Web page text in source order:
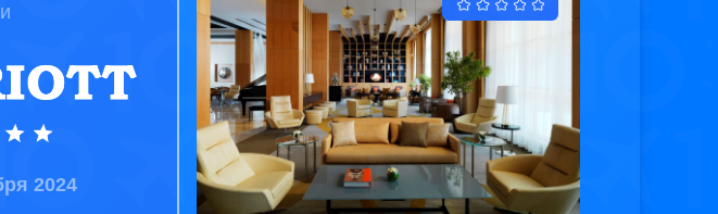
2024